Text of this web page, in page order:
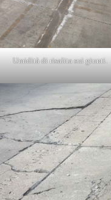
Umidità di risalita sui giunti.